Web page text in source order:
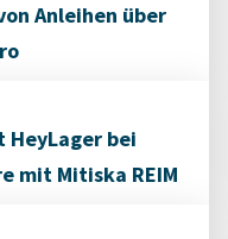
Anleihen über
HeyLager bei
mit Mitiska REIM